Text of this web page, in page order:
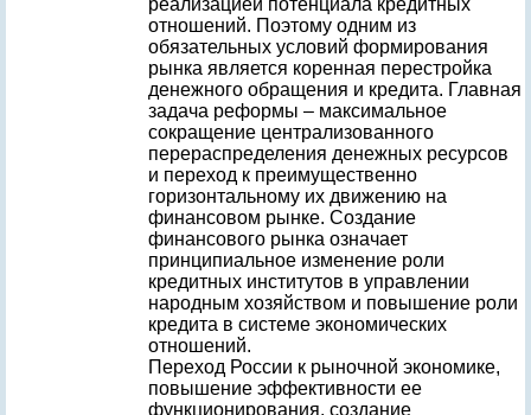
реализацией потенциала кредитных
отношений. Поэтому одним из
обязательных условий формирования
рынка является коренная перестройка
денежного обращения и кредита. Главная
задача реформы – максимальное
сокращение централизованного
перераспределения денежных ресурсов
и переход к преимущественно
горизонтальному их движению на
финансовом рынке. Создание
финансового рынка означает
принципиальное изменение роли
кредитных институтов в управлении
народным хозяйством и повышение роли
кредита в системе экономических
отношений.
Переход России к рыночной экономике,
повышение эффективности ее
функционирования, создание